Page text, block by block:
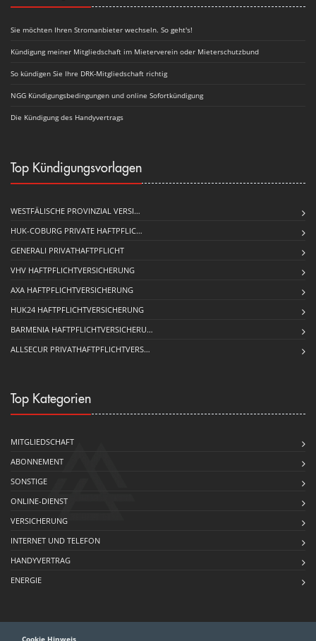
Sie möchten Ihren Stromanbieter wechseln. So geht's!
Kündigung meiner Mitgliedschaft im Mieterverein oder Mieterschutzbund
So kündigen Sie Ihre DRK-Mitgliedschaft richtig
NGG Kündigungsbedingungen und online Sofortkündigung
Die Kündigung des Handyvertrags
Top Kündigungsvorlagen
WESTFÄLISCHE PROVINZIAL VERSI…
HUK-COBURG PRIVATE HAFT­PFLIC…
GENERALI PRIVATHAFTPFLICHT
VHV HAFTPFLICHTVERSICHERUNG
AXA HAFTPFLICHTVERSICHERUNG
HUK24 HAFTPFLICHTVERSICHERUNG
BARMENIA HAFTPFLICHTVERSICHERU…
ALLSECUR PRIVATHAFTPFLICHTVERS…
Top Kategorien
MITGLIEDSCHAFT
ABONNEMENT
SONSTIGE
ONLINE-DIENST
VERSICHERUNG
INTERNET UND TELEFON
HANDYVERTRAG
ENERGIE